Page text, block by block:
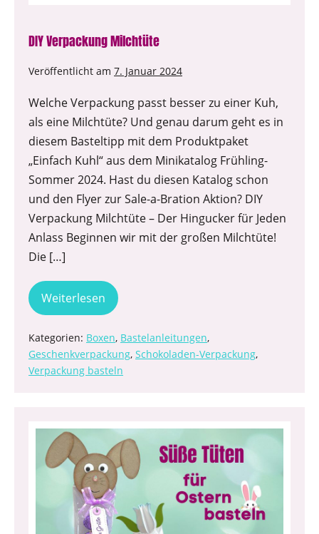
DIY Verpackung Milchtüte
Veröffentlicht am 7. Januar 2024
Welche Verpackung passt besser zu einer Kuh,
als eine Milchtüte? Und genau darum geht es in
diesem Basteltipp mit dem Produktpaket
„Einfach Kuhl“ aus dem Minikatalog Frühling-
Sommer 2024. Hast du diesen Katalog schon
und den Flyer zur Sale-a-Bration Aktion? DIY
Verpackung Milchtüte – Der Hingucker für Jeden
Anlass Beginnen wir mit der großen Milchtüte!
Die […]
Weiterlesen
Kategorien: Boxen, Bastelanleitungen,
Geschenkverpackung, Schokoladen-Verpackung,
Verpackung basteln